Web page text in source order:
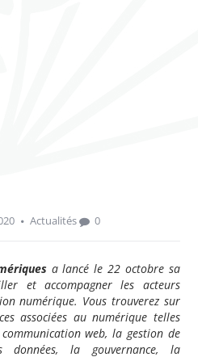
Actualités 0
a lancé le 22 octobre sa
et accompagner les acteurs
numérique. Vous trouverez sur
associées au numérique telles
web, la gestion de
la gouvernance, la